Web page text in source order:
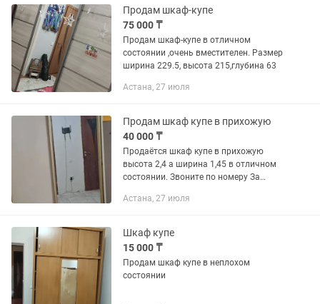
Продам шкаф-купе
75 000 ₸
Продам шкаф-купе в отличном
состоянии ,очень вместителен. Размер
ширина 229.5, высота 215,глубина 63
Астана, 27 июля
Продам шкаф купе в прихожую
40 000 ₸
Продаётся шкаф купе в прихожую
высота 2,4 а ширина 1,45 в отличном
состоянии. Звоните по номеру За
Астана, 27 июля
Шкаф купе
15 000 ₸
Продам шкаф купе в неплохом
состоянии